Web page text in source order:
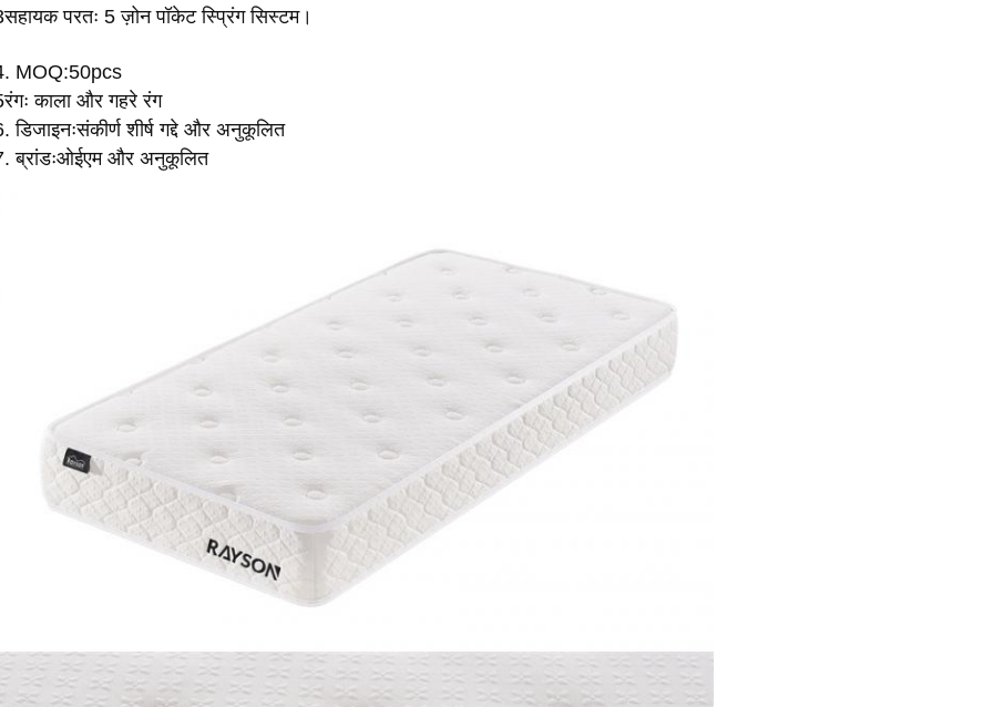
परतः 5 ज़ोन पॉकेट स्प्रिंग सिस्टम।
MOQ:50pcs
काला और गहरे रंग
डिजाइनःसंकीर्ण शीर्ष गद्दे और अनुकूलित
ब्रांडःओईएम और अनुकूलित